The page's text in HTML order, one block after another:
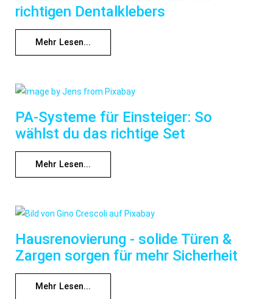
richtigen Dentalklebers
Mehr Lesen...
PA-Systeme für Einsteiger: So
wählst du das richtige Set
Mehr Lesen...
Hausrenovierung - solide Türen &
Zargen sorgen für mehr Sicherheit
Mehr Lesen...